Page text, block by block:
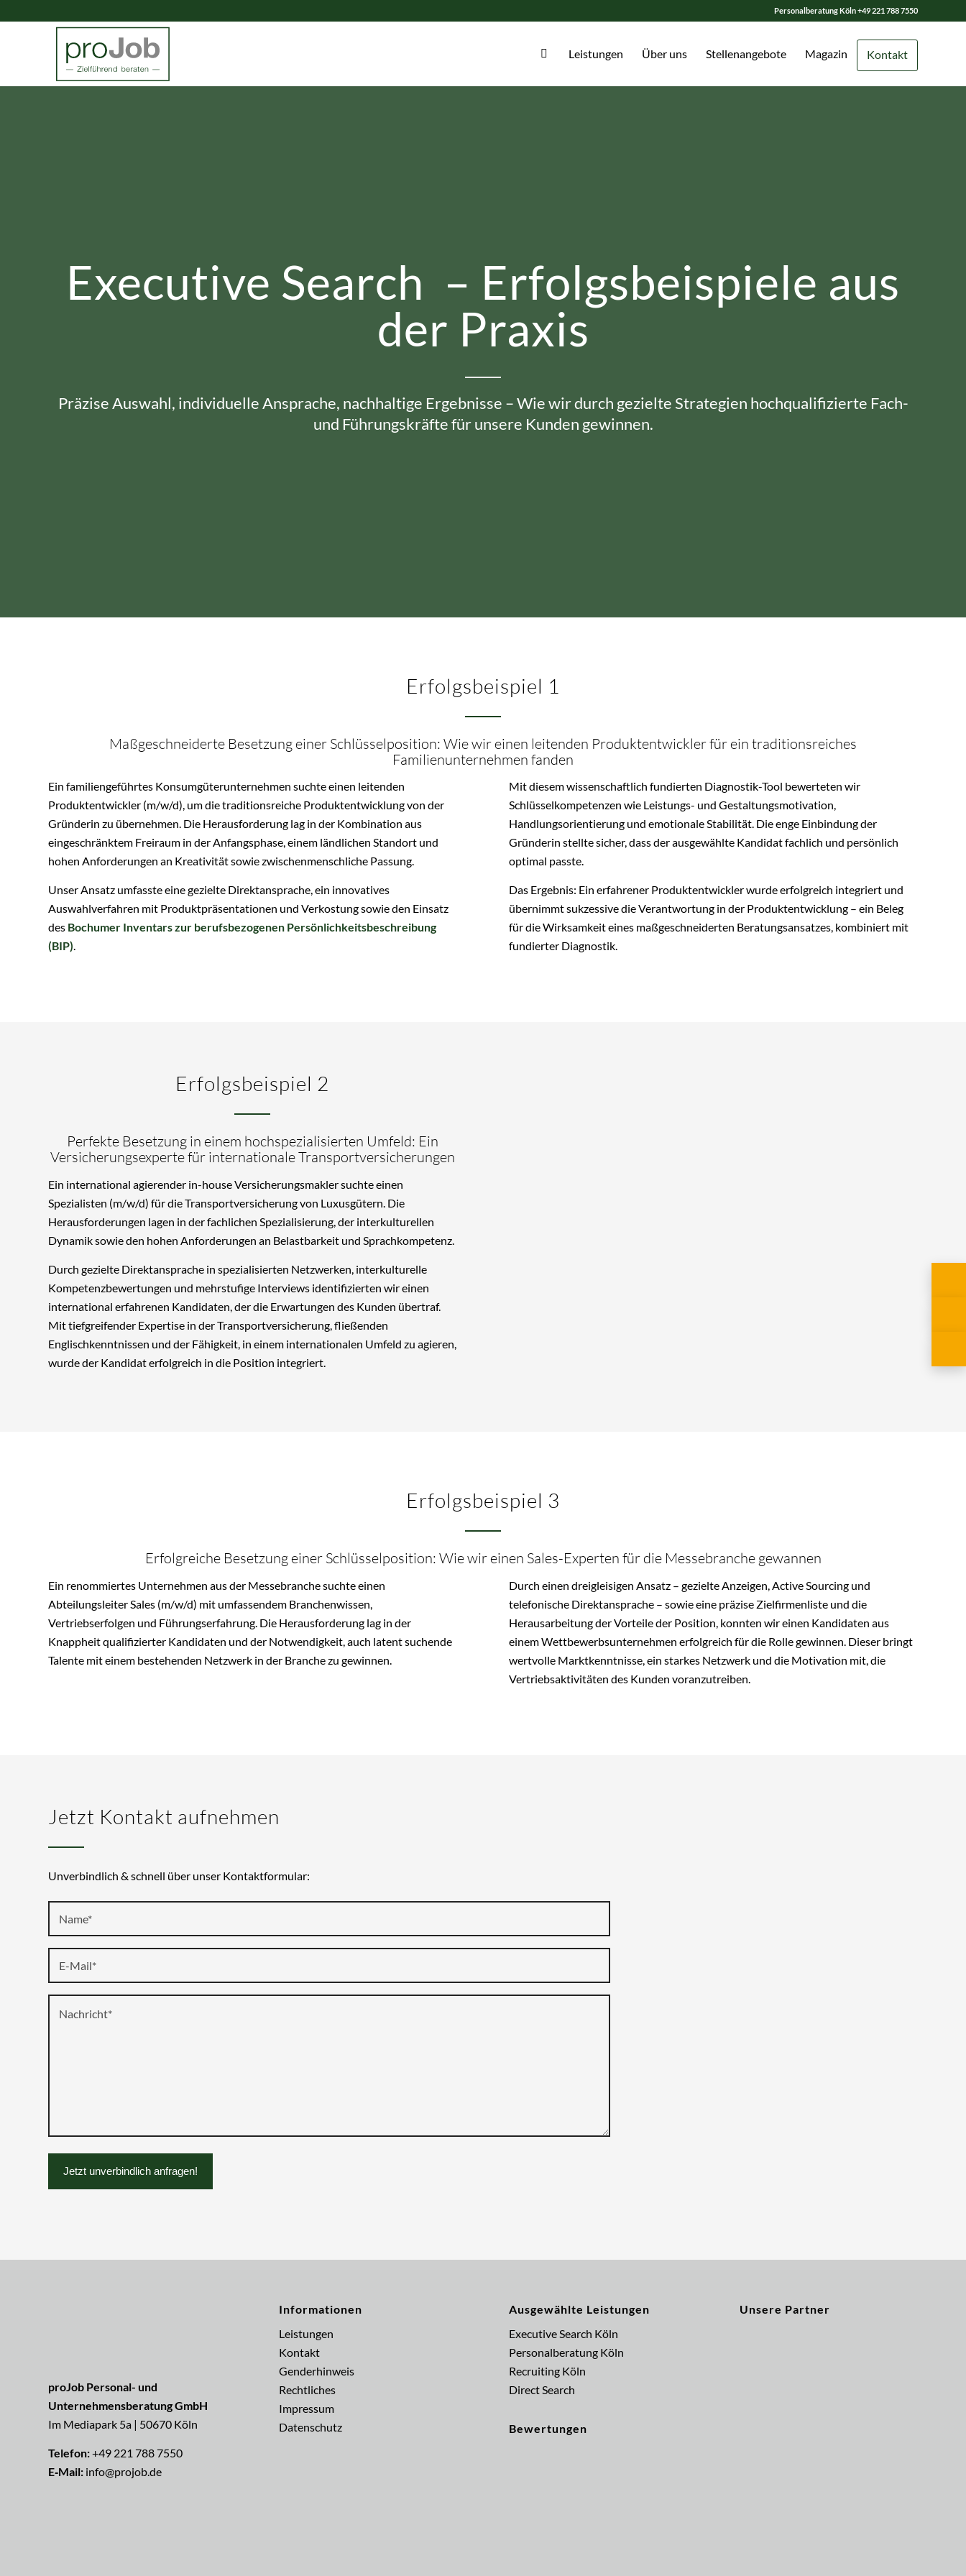
Personalberatung Köln+49 221 788 7550
Leistungen Über uns Stellenangebote Magazin Kontakt
Executive Search – Erfolgsbeispiele aus
der Praxis
Präzise Auswahl, individuelle Ansprache, nachhaltige Ergebnisse – Wie wir durch gezielte Strategien hochqualifizierte Fach-
und Führungskräfte für unsere Kunden gewinnen.
Erfolgsbeispiel 1
Maßgeschneiderte Besetzung einer Schlüsselposition: Wie wir einen leitenden Produktentwickler für ein traditionsreiches
Familienunternehmen fanden
Ein familiengeführtes Konsumgüterunternehmen suchte einen leitenden
Produktentwickler (m/w/d), um die traditionsreiche Produktentwicklung von der
Gründerin zu übernehmen. Die Herausforderung lag in der Kombination aus
eingeschränktem Freiraum in der Anfangsphase, einem ländlichen Standort und
hohen Anforderungen an Kreativität sowie zwischenmenschliche Passung.
Unser Ansatz umfasste eine gezielte Direktansprache, ein innovatives
Auswahlverfahren mit Produktpräsentationen und Verkostung sowie den Einsatz
des Bochumer Inventars zur berufsbezogenen Persönlichkeitsbeschreibung
(BIP)
Mit diesem wissenschaftlich fundierten Diagnostik-Tool bewerteten wir
Schlüsselkompetenzen wie Leistungs- und Gestaltungsmotivation,
Handlungsorientierung und emotionale Stabilität. Die enge Einbindung der
Gründerin stellte sicher, dass der ausgewählte Kandidat fachlich und persönlich
optimal passte.
Das Ergebnis: Ein erfahrener Produktentwickler wurde erfolgreich integriert und
übernimmt sukzessive die Verantwortung in der Produktentwicklung – ein Beleg
für die Wirksamkeit eines maßgeschneiderten Beratungsansatzes, kombiniert mit
fundierter Diagnostik.
Erfolgsbeispiel 2
Perfekte Besetzung in einem hochspezialisierten Umfeld: Ein
Versicherungsexperte für internationale Transportversicherungen
Ein international agierender in-house Versicherungsmakler suchte einen
Spezialisten (m/w/d) für die Transportversicherung von Luxusgütern. Die
Herausforderungen lagen in der fachlichen Spezialisierung, der interkulturellen
Dynamik sowie den hohen Anforderungen an Belastbarkeit und Sprachkompetenz.
Durch gezielte Direktansprache in spezialisierten Netzwerken, interkulturelle
Kompetenzbewertungen und mehrstufige Interviews identifizierten wir einen
international erfahrenen Kandidaten, der die Erwartungen des Kunden übertraf.
Mit tiefgreifender Expertise in der Transportversicherung, fließenden
Englischkenntnissen und der Fähigkeit, in einem internationalen Umfeld zu agieren,
wurde der Kandidat erfolgreich in die Position integriert.
Erfolgsbeispiel 3
Erfolgreiche Besetzung einer Schlüsselposition: Wie wir einen Sales-Experten für die Messebranche gewannen
Ein renommiertes Unternehmen aus der Messebranche suchte einen
Abteilungsleiter Sales (m/w/d) mit umfassendem Branchenwissen,
Vertriebserfolgen und Führungserfahrung. Die Herausforderung lag in der
Knappheit qualifizierter Kandidaten und der Notwendigkeit, auch latent suchende
Talente mit einem bestehenden Netzwerk in der Branche zu gewinnen.
Durch einen dreigleisigen Ansatz – gezielte Anzeigen, Active Sourcing und
telefonische Direktansprache – sowie eine präzise Zielfirmenliste und die
Herausarbeitung der Vorteile der Position, konnten wir einen Kandidaten aus
einem Wettbewerbsunternehmen erfolgreich für die Rolle gewinnen. Dieser bringt
wertvolle Marktkenntnisse, ein starkes Netzwerk und die Motivation mit, die
Vertriebsaktivitäten des Kunden voranzutreiben.
Jetzt Kontakt aufnehmen
Unverbindlich & schnell über unser Kontaktformular:
proJob Personal- und
Unternehmensberatung GmbH
Im Mediapark 5a | 50670 Köln
Telefon:+49 221 788 7550
E‑Mail: info@projob.de
Informationen
Leistungen
Kontakt
Genderhinweis
Rechtliches
Impressum
Datenschutz
Ausgewählte Leistungen
Executive Search Köln
Personalberatung Köln
Recruiting Köln
Direct Search
Bewertungen
Unsere Partner